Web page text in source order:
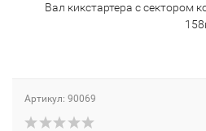
Вал кикстартера с сектором
Артикул: 90069